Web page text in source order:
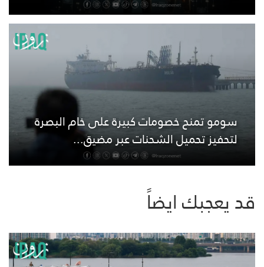
سومو تمنح خصومات كبيرة على خام البصرة
لتحفيز تحميل الشحنات عبر مضيق...
قد يعجبك ايضاً